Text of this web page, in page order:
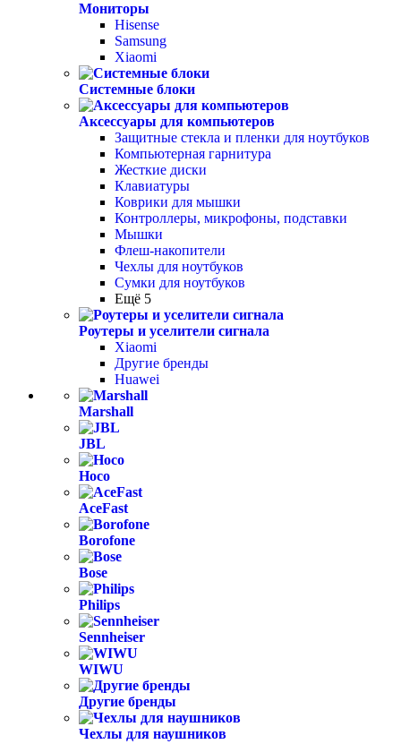
Мониторы
Hisense
Samsung
Xiaomi
Системные блоки
Аксессуары для компьютеров
Защитные стекла и пленки для ноутбуков
Компьютерная гарнитура
Жесткие диски
Клавиатуры
Коврики для мышки
Контроллеры, микрофоны, подставки
Мышки
Флеш-накопители
Чехлы для ноутбуков
Сумки для ноутбуков
Ещё 5
Роутеры и уселители сигнала
Xiaomi
Другие бренды
Huawei
Marshall
JBL
Hoco
AceFast
Borofone
Bose
Philips
Sennheiser
WIWU
Другие бренды
Чехлы для наушников